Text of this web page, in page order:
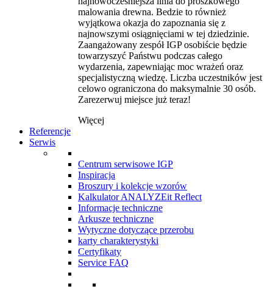
malowania drewna. Bedzie to również
wyjątkowa okazja do zapoznania się z
najnowszymi osiągnięciami w tej dziedzinie.
Zaangażowany zespół IGP osobiście będzie
towarzyszyć Państwu podczas całego
wydarzenia, zapewniając moc wrażeń oraz
specjalistyczną wiedzę. Liczba uczestników jest
celowo ograniczona do maksymalnie 30 osób.
Zarezerwuj miejsce już teraz!
Więcej
Referencje
Serwis
Centrum serwisowe IGP
Inspiracja
Broszury i kolekcje wzorów
Kalkulator ANALYZEit Reflect
Informacje techniczne
Arkusze techniczne
Wytyczne dotyczące przerobu
karty charakterystyki
Certyfikaty
Service FAQ